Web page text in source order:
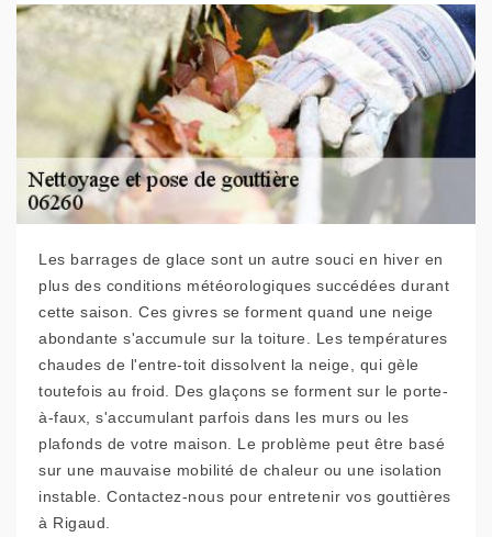
Les barrages de glace sont un autre souci en hiver en
plus des conditions météorologiques succédées durant
cette saison. Ces givres se forment quand une neige
abondante s'accumule sur la toiture. Les températures
chaudes de l'entre-toit dissolvent la neige, qui gèle
toutefois au froid. Des glaçons se forment sur le porte-
à-faux, s'accumulant parfois dans les murs ou les
plafonds de votre maison. Le problème peut être basé
sur une mauvaise mobilité de chaleur ou une isolation
instable. Contactez-nous pour entretenir vos gouttières
à Rigaud.